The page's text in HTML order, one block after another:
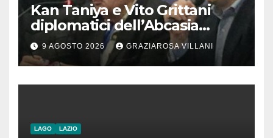
Kan Taniya e Vito Grittani
diplomatici dell’Abcasia
contro nota del governo
romeno. “Non si può invocare
la costruzione di ponti e allo
stesso tempo condannare
9 AGOSTO 2026 GRAZIAROSA VILLANI
LAGO LAZIO